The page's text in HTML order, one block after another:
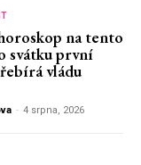
na tento
svátku první
vládu
- 4 srpna, 2026